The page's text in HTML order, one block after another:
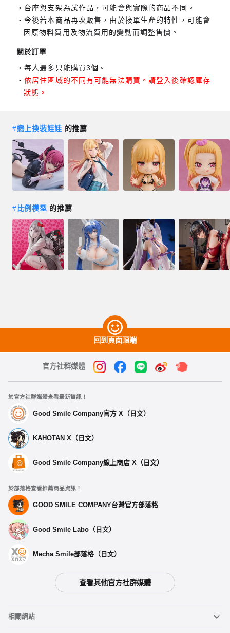
台座與支架為試作品，可能會與實際的商品不同。
今後若本商品再次販售，由於接單生產的特性，可能會
因原物料費用及物流費用的變動而調整售價。
關於訂單
每人最多只能購買3個。
依居住區域的不同有可能無法購買。請登入後確認庫存
狀態。
#戀上換裝娃娃 的推薦
# 比例模型 的推薦
回到頁面頂端
官方社群媒體
於官方社群媒體查看最新資訊！
Good Smile Company官方 X（日文）
KAHOTAN X（日文）
Good Smile Company線上商店 X（日文）
於部落格查看推薦商品資訊！
GOOD SMILE COMPANY台灣官方部落格
Good Smile Labo（日文）
Mecha Smile部落格（日文）
查看其他官方社群媒體
相關網站